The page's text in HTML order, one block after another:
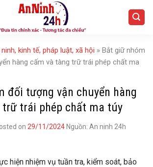
kinh tế, pháp luật, xã hội » Bắt giữ nhóm
hàng cấm và tàng trữ trái phép chất ma
đối tượng vận chuyển hàng
trữ trái phép chất ma túy
on 29/11/2024 Nguồn: An ninh 24h
hiện nhiệm vụ tuần tra, kiểm soát, bảo